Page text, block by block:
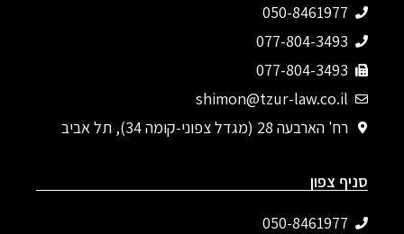
050-8461977
077-804-3493‬
077-804-3493
shimon@tzur-law.co.il
רח' הארבעה 28 (מגדל צפוני-קומה 34), תל אביב
סניף צפון
050-8461977